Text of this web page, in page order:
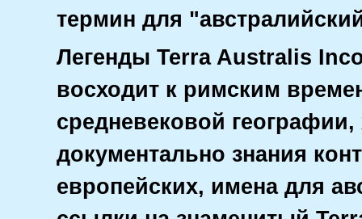
термин для
Легенды Terra Australis
восходит к римским
средневековой
документально знания
европейских, имена для